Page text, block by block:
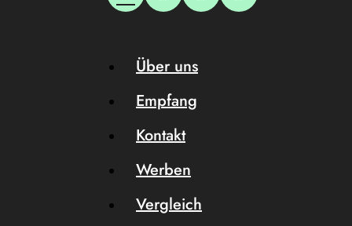
Über uns
Empfang
Kontakt
Werben
Vergleich